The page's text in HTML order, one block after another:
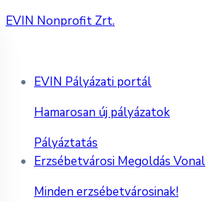
EVIN Nonprofit Zrt.
EVIN Pályázati portál
Hamarosan új pályázatok
Pályáztatás
Erzsébetvárosi Megoldás Vonal
Minden erzsébetvárosinak!